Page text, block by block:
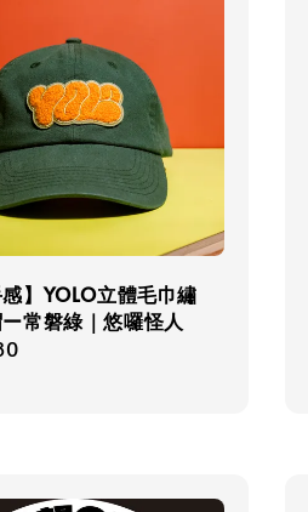
感】YOLO立體毛巾繡
常磐綠｜悠囉怪人